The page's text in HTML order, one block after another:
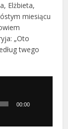
Elżbieta,
miesiącu
„Oto
twego
00:00